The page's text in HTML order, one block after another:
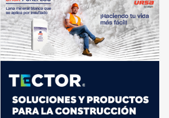
PROVEEDORES30 JULIO, 2026
La pieza porcelánica FRONTEK da
nueva generación.